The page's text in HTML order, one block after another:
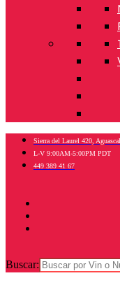
Sierra del Laurel 420,
L-V 9:00AM-5:00PM PDT
449 389 41 67
Buscar: